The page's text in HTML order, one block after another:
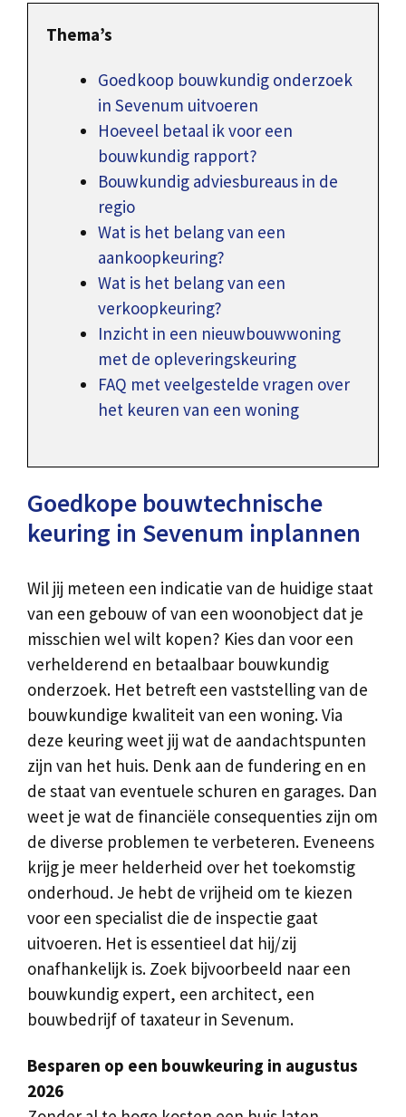
Thema’s
Goedkoop bouwkundig onderzoek
in Sevenum uitvoeren
Hoeveel betaal ik voor een
bouwkundig rapport?
Bouwkundig adviesbureaus in de
regio
Wat is het belang van een
aankoopkeuring?
Wat is het belang van een
verkoopkeuring?
Inzicht in een nieuwbouwwoning
met de opleveringskeuring
FAQ met veelgestelde vragen over
het keuren van een woning
Goedkope bouwtechnische
keuring in Sevenum inplannen
Wil jij meteen een indicatie van de huidige staat
van een gebouw of van een woonobject dat je
misschien wel wilt kopen? Kies dan voor een
verhelderend en betaalbaar bouwkundig
onderzoek. Het betreft een vaststelling van de
bouwkundige kwaliteit van een woning. Via
deze keuring weet jij wat de aandachtspunten
zijn van het huis. Denk aan de fundering en en
de staat van eventuele schuren en garages. Dan
weet je wat de financiële consequenties zijn om
de diverse problemen te verbeteren. Eveneens
krijg je meer helderheid over het toekomstig
onderhoud. Je hebt de vrijheid om te kiezen
voor een specialist die de inspectie gaat
uitvoeren. Het is essentieel dat hij/zij
onafhankelijk is. Zoek bijvoorbeeld naar een
bouwkundig expert, een architect, een
bouwbedrijf of taxateur in Sevenum.
Besparen op een bouwkeuring in augustus
2026